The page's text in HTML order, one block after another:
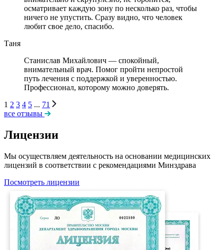
осматривает каждую зону по несколько раз, чтобы
ничего не упустить. Сразу видно, что человек
любит свое дело, спасибо.
Таня
Станислав Михайлович — спокойный,
внимательный врач. Помог пройти непростой
путь лечения с поддержкой и уверенностью.
Профессионал, которому можно доверять.
1 2 3 4 5 ... 71
все отзывы
Лицензии
Мы осуществляем деятельность на основании медицинских
лицензий в соответствии с рекомендациями Минздрава
Посмотреть лицензии